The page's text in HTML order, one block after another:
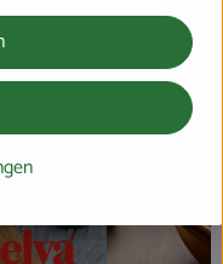
Rezept zu